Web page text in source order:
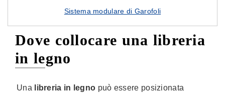
Sistema modulare di Garofoli
Dove collocare una libreria
in legno
Una libreria in legno può essere posizionata